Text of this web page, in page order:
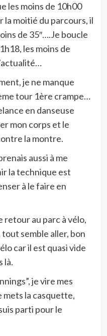
les moins de 10h00
la moitié du parcours, il
de 35″….Je boucle
les moins de
je ne manque
tour 1ère crampe…
en danseuse
mon corps et le
la montre.
aussi à me
la technique est
à le faire en
retour au parc à vélo,
semble aller, bon
car il est quasi vide
là.
je vire mes
mets la casquette,
parti pour le